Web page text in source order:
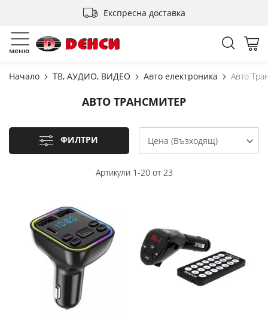
Експресна доставка
меню
Начало ТВ, АУДИО, ВИДЕО Авто електроника Авто
АВТО ТРАНСМИТЕР
ФИЛТРИ
Артикули 1-20от 23